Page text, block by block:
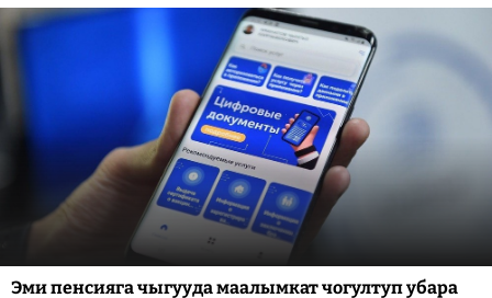
Эми пенсияга чыгууда маалымкат чогултуп убара